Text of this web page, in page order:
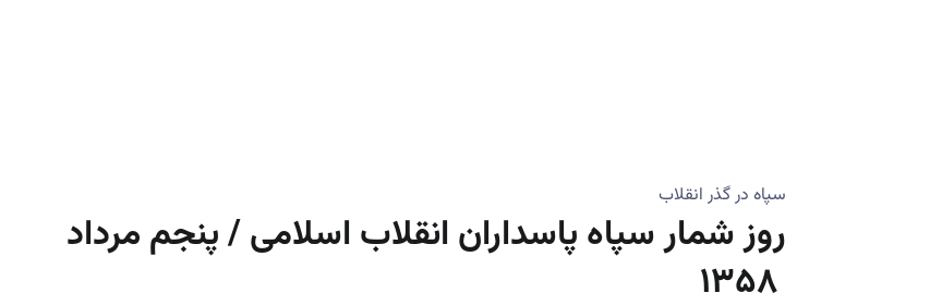
سپاه در گذر انقلاب
روز شمار سپاه پاسداران انقلاب اسلامی / پنجم مرداد